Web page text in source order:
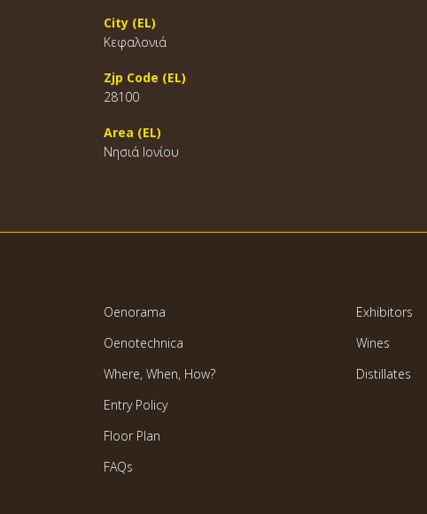
City (EL)
Κεφαλονιά
Zjp Code (EL)
28100
Area (EL)
Νησιά Ιονίου
Oenorama
Oenotechnica
Where, When, How?
Entry Policy
Floor Plan
FAQs
Exhibitors
Wines
Distillates